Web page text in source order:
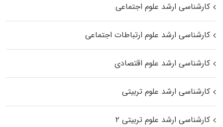
کارشناسی ارشد علوم اجتماعی
کارشناسی ارشد علوم ارتباطات اجتماعی
کارشناسی ارشد علوم اقتصادی
کارشناسی ارشد علوم تربیتی
کارشناسی ارشد علوم تربیتی ۲